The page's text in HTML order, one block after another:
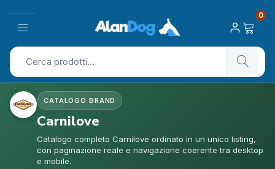
0
CATALOGO BRAND
Carnilove
Catalogo completo Carnilove ordinato in un unico listing,
con paginazione reale e navigazione coerente tra desktop
e mobile.